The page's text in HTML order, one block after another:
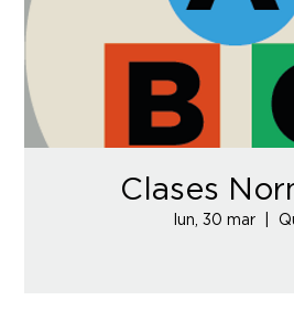
Clases
lun, 30 mar
  |